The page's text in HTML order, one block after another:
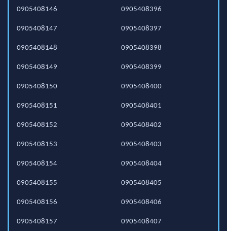
0905408146
0905408147
0905408148
0905408149
0905408150
0905408151
0905408152
0905408153
0905408154
0905408155
0905408156
0905408157
0905408396
0905408397
0905408398
0905408399
0905408400
0905408401
0905408402
0905408403
0905408404
0905408405
0905408406
0905408407